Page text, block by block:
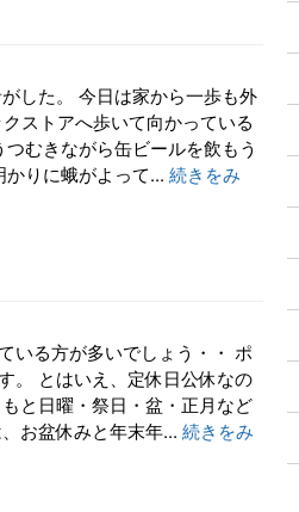
した。 今日は家から一歩も外
ストアへ歩いて向かっている
むきながら缶ビールを飲もう
りに蛾がよって... 続きをみ
いる方が多いでしょう・・ ポ
。 とはいえ、定休日公休なの
と日曜・祭日・盆・正月など
お盆休みと年末年... 続きをみ